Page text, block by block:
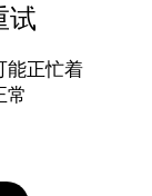
试
能正忙着
常